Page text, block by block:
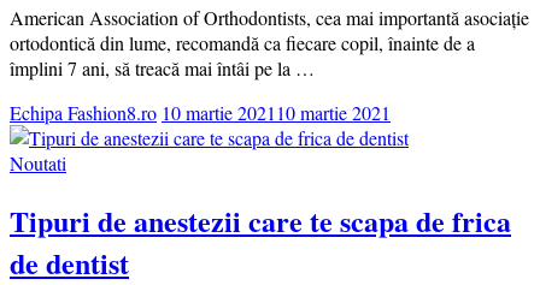
American Association of Orthodontists, cea mai importantă asociație
ortodontică din lume, recomandă ca fiecare copil, înainte de a
împlini 7 ani, să treacă mai întâi pe la …
Echipa Fashion8.ro 10 martie 2021 10 martie 2021
Noutati
Tipuri de anestezii care te scapa de frica
de dentist